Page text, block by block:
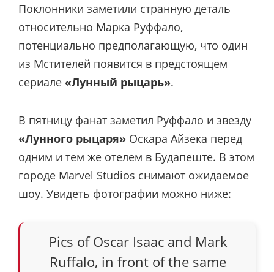
Поклонники заметили странную деталь
относительно Марка Руффало,
потенциально предполагающую, что один
из Мстителей появится в предстоящем
сериале «Лунный рыцарь».
В пятницу фанат заметил Руффало и звезду
«Лунного рыцаря» Оскара Айзека перед
одним и тем же отелем в Будапеште. В этом
городе Marvel Studios снимают ожидаемое
шоу. Увидеть фотографии можно ниже:
Pics of Oscar Isaac and Mark
Ruffalo, in front of the same